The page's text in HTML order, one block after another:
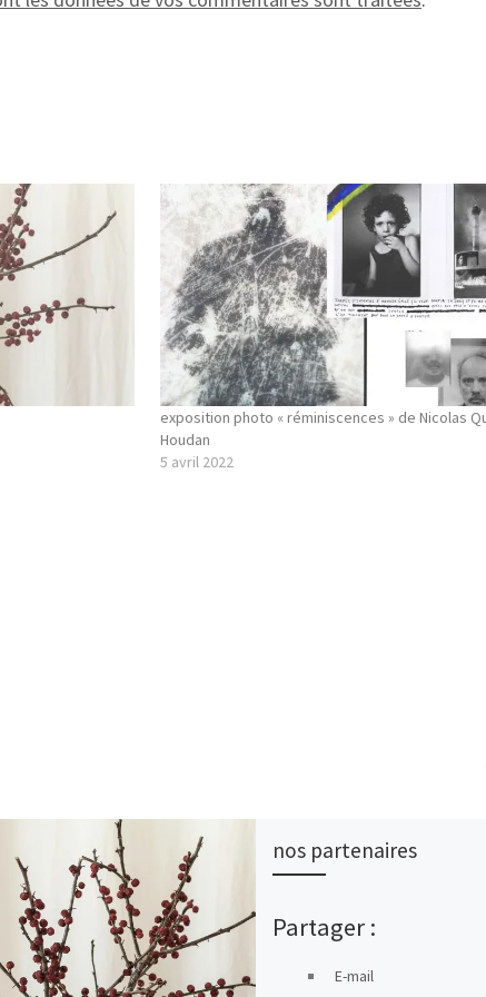
exposition photo « réminiscences » de Nicolas
Houdan
5 avril 2022
nos partenaires
Partager :
E-mail